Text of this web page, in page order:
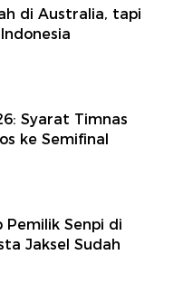
di Australia, tapi
Syarat Timnas
ke Semifinal
Pemilik Senpi di
Jaksel Sudah